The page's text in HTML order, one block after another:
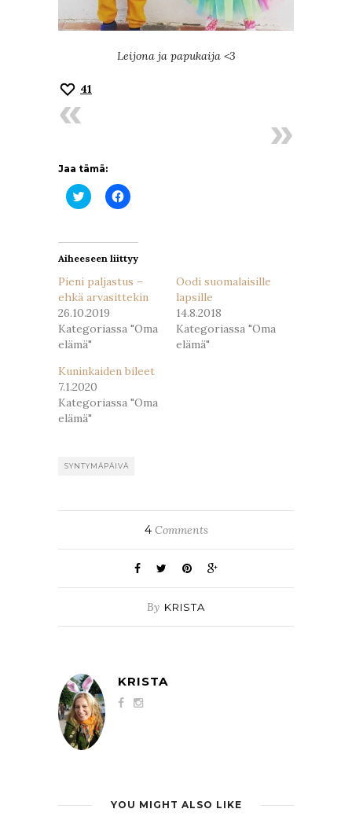
Leijona ja papukaija <3
41
Jaa tämä:
Jaa
Twitterissä(Avautuu
Jaa
Facebookissa(Avautuu
Aiheeseen liittyy
Pieni paljastus –
ehkä arvasittekin
26.10.2019
Kategoriassa "Oma
elämä"
Oodi suomalaisille
lapsille
14.8.2018
Kategoriassa "Oma
elämä"
Kuninkaiden bileet
7.1.2020
Kategoriassa "Oma
elämä"
SYNTYMÄPÄIVÄ
4Comments
By KRISTA
KRISTA
YOU MIGHT ALSO LIKE